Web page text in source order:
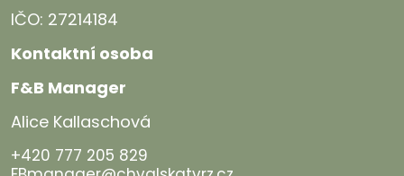
IČO: 27214184
Kontaktní osoba
F&B Manager
Alice Kallaschová
+420 777 205 829